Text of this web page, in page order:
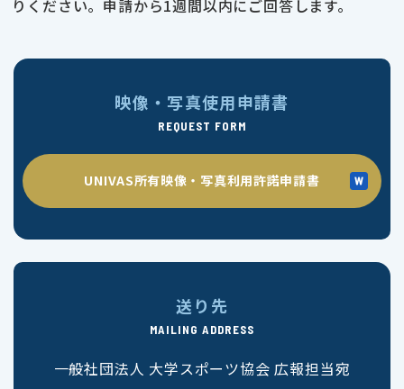
りください。申請から1週間以内にご回答します。
映像・写真使用申請書
REQUEST FORM
UNIVAS所有映像・写真利用許諾申請書
送り先
MAILING ADDRESS
一般社団法人 大学スポーツ協会 広報担当宛